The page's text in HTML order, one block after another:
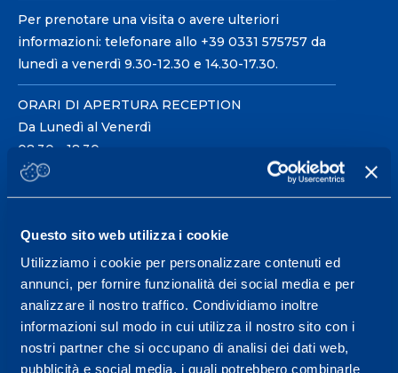
Questo sito web utilizza i cookie
Utilizziamo i cookie per personalizzare contenuti ed
annunci, per fornire funzionalità dei social media e per
analizzare il nostro traffico. Condividiamo inoltre
informazioni sul modo in cui utilizza il nostro sito con i
nostri partner che si occupano di analisi dei dati web,
pubblicità e social media, i quali potrebbero combinarle
Per prenotare una visita o avere ulteriori
informazioni: telefonare allo +39 0331 575757 da
lunedì a venerdì 9.30-12.30 e 14.30-17.30.
ORARI DI APERTURA RECEPTION
Da Lunedì al Venerdì
08.30 - 18.30
Centro servizi per l'alta
prestazione ed il
wellness.
Maggiori informazioni